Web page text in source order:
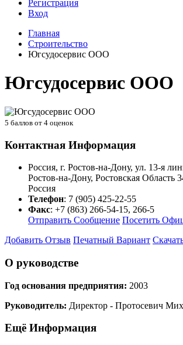
Регистрация
Вход
Главная
Строительство
Югсудосервис ООО
Югсудосервис ООО
5 баллов от 4 оценок
Контактная Информация
Россия, г. Ростов-на-Дону, ул. 13-я
Ростов-на-Дону, Ростовская Область
Россия
Телефон: 7 (905) 425-22-55
Факс: +7 (863) 266-54-15, 266-5
Отправить Сообщение Посетить
Добавить Отзыв Печатный Вариант
О руководстве
Год основания предприятия: 2003
Руководитель: Директор - Протосевич
Ещё Информация